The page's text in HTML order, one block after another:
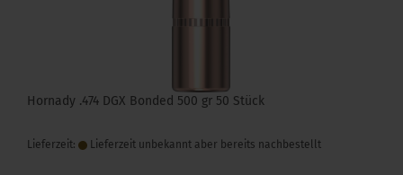
Hornady .474 DGX Bonded 500 gr 50 Stück
Lieferzeit: Lieferzeit unbekannt aber bereits nachbestellt